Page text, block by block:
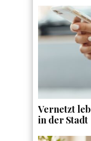
Vernetzt
in der Stadt